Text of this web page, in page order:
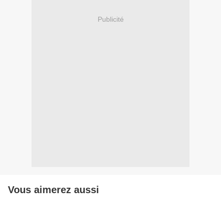
Publicité
Vous aimerez aussi